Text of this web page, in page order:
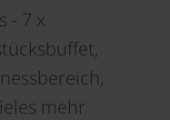
- 7 x
mehr